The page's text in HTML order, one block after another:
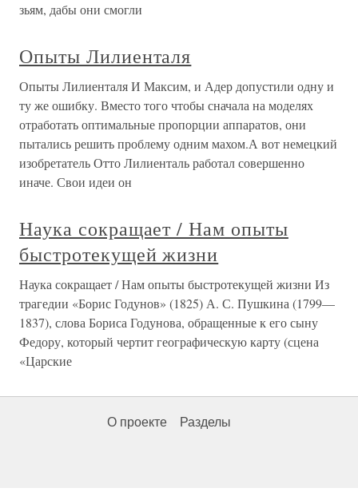
зьям, дабы они смогли
Опыты Лилиенталя
Опыты Лилиенталя И Максим, и Адер допустили одну и
ту же ошибку. Вместо того чтобы сначала на моделях
отработать оптимальные пропорции аппаратов, они
пытались решить проблему одним махом.А вот немецкий
изобретатель Отто Лилиенталь работал совершенно
иначе. Свои идеи он
Наука сокращает / Нам опыты
быстротекущей жизни
Наука сокращает / Нам опыты быстротекущей жизни Из
трагедии «Борис Годунов» (1825) А. С. Пушкина (1799—
1837), слова Бориса Годунова, обращенные к его сыну
Федору, который чертит географическую карту (сцена
«Царские
О проекте Разделы